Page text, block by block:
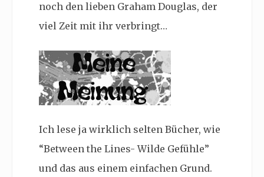
noch den lieben Graham Douglas, der
viel Zeit mit ihr verbringt…
Ich lese ja wirklich selten Bücher, wie
“Between the Lines- Wilde Gefühle”
und das aus einem einfachen Grund.